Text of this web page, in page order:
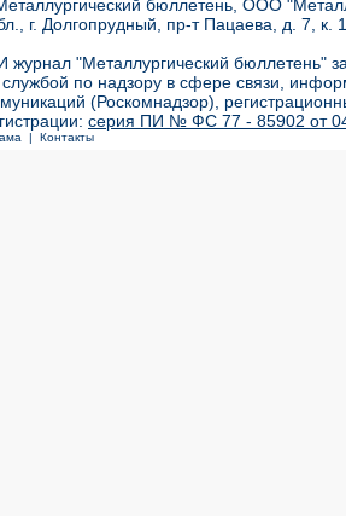
бюллетень, ООО
г. Долгопрудный, пр-т Пацаева, д. 7,
"Металлургический бюллетень"
по надзору в сфере связи,
(Роскомнадзор),
серия ПИ № ФС 77 - 85902 от 04
| Контакты